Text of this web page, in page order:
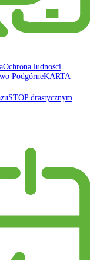
Ochrona ludności
KARTA
STOP drastycznym